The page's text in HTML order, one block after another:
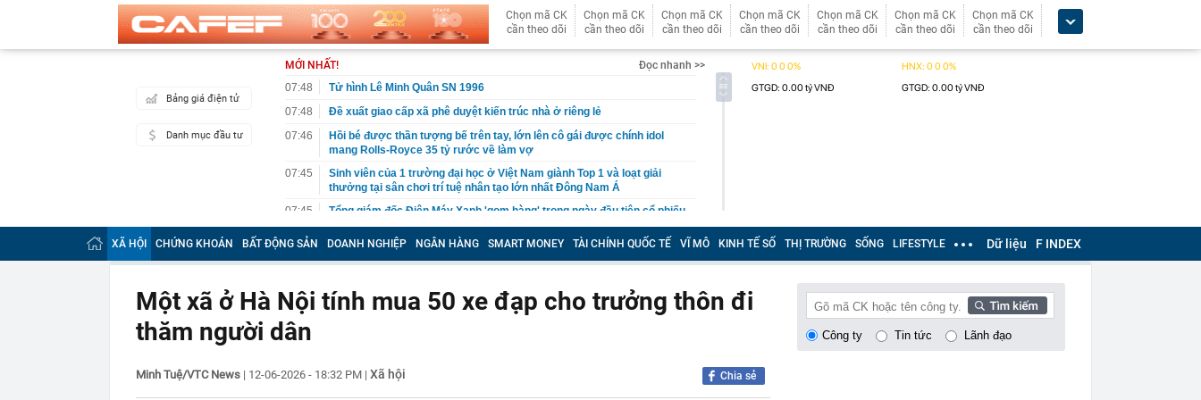
Chọn mã CK
cần theo dõi
Chọn mã CK
cần theo dõi
Chọn mã CK
cần theo dõi
Chọn mã CK
cần theo dõi
Chọn mã CK
cần theo dõi
Chọn mã CK
cần theo dõi
Chọn mã CK
cần theo dõi
Bảng giá điện tử
Danh mục đầu tư
MỚI NHẤT!
Đọc nhanh >>
07:48
Tử hình Lê Minh Quân SN 1996
07:48
Đề xuất giao cấp xã phê duyệt kiến trúc nhà ở riêng lẻ
07:46
Hồi bé được thần tượng bế trên tay, lớn lên cô gái được chính idol
mang Rolls-Royce 35 tỷ rước về làm vợ
07:45
Sinh viên của 1 trường đại học ở Việt Nam giành Top 1 và loạt giải
thưởng tại sân chơi trí tuệ nhân tạo lớn nhất Đông Nam Á
07:45
Tổng giám đốc Điện Máy Xanh 'gom hàng' trong ngày đầu tiên cổ phiếu
DMX lên sàn
07:44
Ba nhà sản xuất RAM lớn nhất thế giới đã bán hết sạch hàng cho cả
năm 2027
giao dịch
07:39
Việt Nam có nơi "1 con gà gáy 3 nước cùng nghe" ở ngay miền Bắc:
XÃ HỘI CHỨNG KHOÁN BẤT ĐỘNG SẢN DOANH NGHIỆP NGÂN HÀNG SMART MONEY TÀI CHÍNH QUỐC TẾ VĨ MÔ KINH TẾ SỐ THỊ TRƯỜNG SỐNG LIFESTYLE Dữ liệu F INDEX
Một xã ở Hà Nội tính mua 50 xe đạp cho trưởng thôn đi
thăm người dân
Minh Tuệ/VTC News | 12-06-2026 - 18:32 PM | Xã hội Chia sẻ
Công ty Tin tức Lãnh đạo